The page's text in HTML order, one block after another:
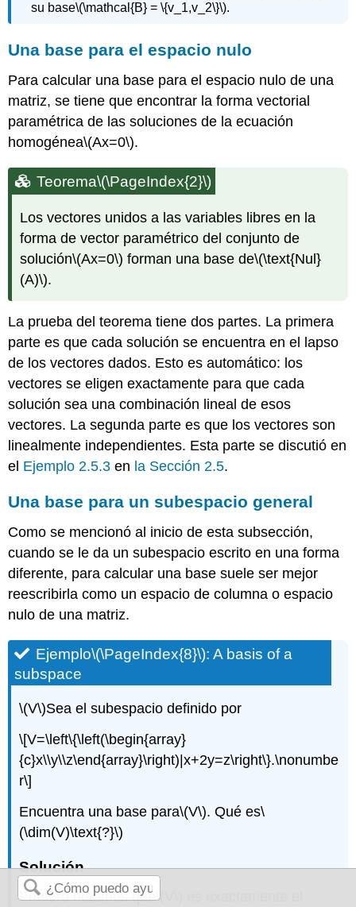
su base\(\mathcal{B} = \{v_1,v_2\}\).
Una base para el espacio nulo
Para calcular una base para el espacio nulo de una
matriz, se tiene que encontrar la forma vectorial
paramétrica de las soluciones de la ecuación
homogénea\(Ax=0\).
Teorema\(\PageIndex{2}\)
Los vectores unidos a las variables libres en la
forma de vector paramétrico del conjunto de
solución\(Ax=0\) forman una base de\(\text{Nul}
(A)\).
La prueba del teorema tiene dos partes. La primera
parte es que cada solución se encuentra en el lapso
de los vectores dados. Esto es automático: los
vectores se eligen exactamente para que cada
solución sea una combinación lineal de esos
vectores. La segunda parte es que los vectores son
linealmente independientes. Esta parte se discutió en
el Ejemplo 2.5.3 en la Sección 2.5.
Una base para un subespacio general
Como se mencionó al inicio de esta subsección,
cuando se le da un subespacio escrito en una forma
diferente, para calcular una base suele ser mejor
reescribirla como un espacio de columna o espacio
nulo de una matriz.
Ejemplo\(\PageIndex{8}\): A basis of a
subspace
\(V\)Sea el subespacio definido por
\[V=\left\{\left(\begin{array}
{c}x\\y\\z\end{array}\right)|x+2y=z\right\}.\nonumbe
r\]
Encuentra una base para\(V\). Qué es\
(\dim(V)\text{?}\)
Solución
Primero notamos que\(V\)